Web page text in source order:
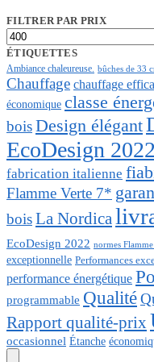
FILTRER PAR PRIX
Prix
min
ÉTIQUETTES
Ambiance chaleureuse. bûches de 33
Chauffage chauffage
économique classe
boisDesign élégant
EcoDesign 2022
fabrication italienne
Flamme Verte 7*
boisLa Nordica
EcoDesign 2022 normes
exceptionnelle Performances
performance énergétique
programmable Qualité
Rapport qualité-prix
occasionnel Étanche